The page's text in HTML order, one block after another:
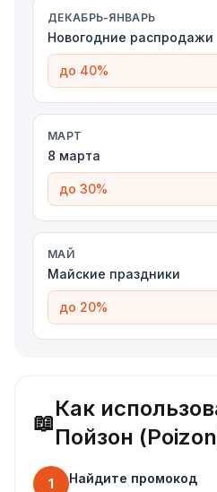
ДЕКАБРЬ-ЯНВАРЬ
Новогодние распродажи
до 40%
МАРТ
8 марта
до 30%
МАЙ
Майские праздники
до 20%
📖
Как
Пойзон
1
Найдите промокод